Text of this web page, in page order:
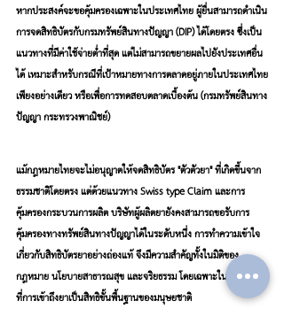
หากประสงค์จะขอคุ้มครองเฉพาะในประเทศไทย ผู้ยื่นสามารถดำเนิน
การจดสิทธิบัตรกับกรมทรัพย์สินทางปัญญา (DIP) ได้โดยตรง ซึ่งเป็น
แนวทางที่มีค่าใช้จ่ายต่ำที่สุด แต่ไม่สามารถขยายผลไปยังประเทศอื่น
ได้ เหมาะสำหรับกรณีที่เป้าหมายทางการตลาดอยู่ภายในประเทศไทย
เพียงอย่างเดียว หรือเพื่อการทดสอบตลาดเบื้องต้น (กรมทรัพย์สินทาง
ปัญญา กระทรวงพาณิชย์)
แม้กฎหมายไทยจะไม่อนุญาตให้จดสิทธิบัตร "ตัวตัวยา" ที่เกิดขึ้นจาก
ธรรมชาติโดยตรง แต่ด้วยแนวทาง Swiss-type Claim และการ
คุ้มครองกระบวนการผลิต บริษัทผู้ผลิตยายังคงสามารถขอรับการ
คุ้มครองทางทรัพย์สินทางปัญญาได้ในระดับหนึ่ง การทำความเข้าใจ
เกี่ยวกับสิทธิบัตรยาอย่างถ่องแท้ จึงมีความสำคัญทั้งในมิติของ
กฎหมาย นโยบายสาธารณสุข และจริยธรรม โดยเฉพาะในโลกยุคใหม่
ที่การเข้าถึงยาเป็นสิทธิขั้นพื้นฐานของมนุษยชาติ